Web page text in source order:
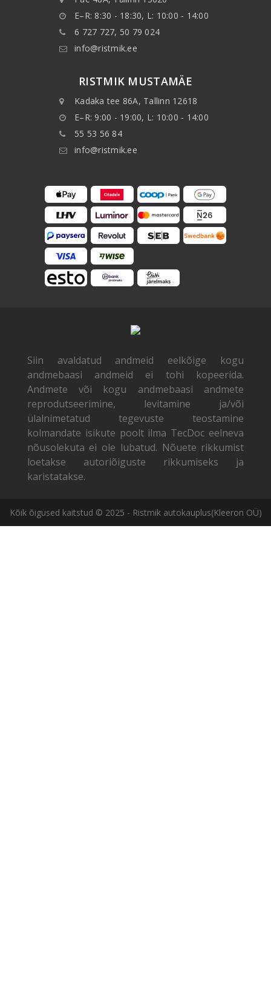
E–R: 8:30 - 18:30, L: 10:00 - 14:00
6 727 727, 50 79 024
info@ristmik.ee
RISTMIK MUSTAMÄE
Kadaka tee 86A, Tallinn 12618
E–R: 9:00 - 19:00, L: 10:00 - 14:00
55 53 56 84
info@ristmik.ee
Siin avaldatud andmeid eelkõige kogu
andmebaasi andmeid ei tohi kopeerida.
Andmete või kogu andmebaasi andmete
reprodutseerimine, levitamine ja/või
ülalnimetatud tegevuste teostamine
kolmandate isikute poolt ilma TecDoc eelneva
nõusolekuta ei ole lubatud. Nõuete rikkumist
loetakse autoriõiguste rikkumiseks ja
karistatakse.
Kõik õigused kaitstud © 2025 - Ristmik autokauplus(Kleeron OÜ)